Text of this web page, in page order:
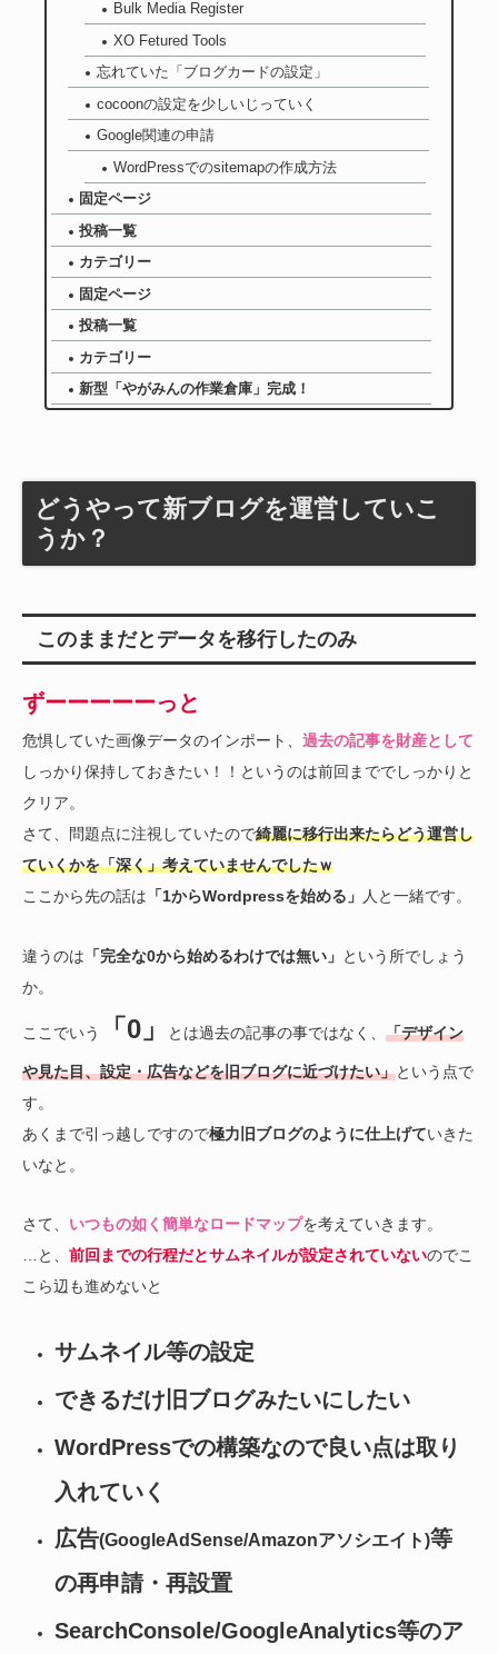
Bulk Media Register
XO Fetured Tools
忘れていた「ブログカードの設定」
cocoonの設定を少しいじっていく
Google関連の申請
WordPressでのsitemapの作成方法
固定ページ
投稿一覧
カテゴリー
固定ページ
投稿一覧
カテゴリー
新型「やがみんの作業倉庫」完成！
どうやって新ブログを運営していこ
うか？
このままだとデータを移行したのみ
ずーーーーーっと
危惧していた画像データのインポート、 過去の記事を財産として
しっかり保持しておきたい！！というのは前回まででしっかりと
クリア。
さて、問題点に注視していたので綺麗に移行出来たらどう運営し
ていくかを「深く」考えていませんでしたｗ
ここから先の話は 「1からWordpressを始める」 人と一緒です。
違うのは 「完全な0から始めるわけでは無い」 という所でしょう
か。
ここでいう 「0」 とは過去の記事の事ではなく、 「デザイン
や見た目、設定・広告などを旧ブログに近づけたい」という点で
す。
あくまで引っ越しですので極力旧ブログのように仕上げていきた
いなと。
さて、 いつもの如く簡単なロードマップを考えていきます。
…と、 前回までの行程だとサムネイルが設定されていないのでこ
こら辺も進めないと
サムネイル等の設定
できるだけ旧ブログみたいにしたい
WordPressでの構築なので良い点は取り
入れていく
広告(GoogleAdSense/Amazonアソシエイト)等
の再申請・再設置
SearchConsole/GoogleAnalytics等のア